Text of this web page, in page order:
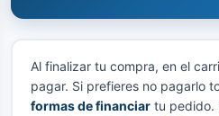
Al finalizar tu compra, en el
pagar. Si prefieres no pagarlo
formas de financiartu pedido.